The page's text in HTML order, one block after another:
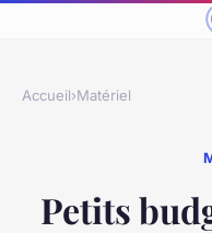
Accueil›Matériel
Petits